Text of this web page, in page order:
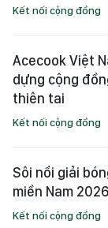
Kết nối cộng đồng
Acecook Việt
dựng cộng
thiên tai
Kết nối cộng đồng
Sôi nổi giải
miền Nam 2026
Kết nối cộng đồng